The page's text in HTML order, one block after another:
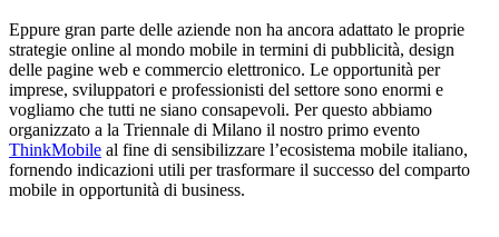
Eppure gran parte delle aziende non ha ancora adattato le proprie
strategie online al mondo mobile in termini di pubblicità, design
delle pagine web e commercio elettronico. Le opportunità per
imprese, sviluppatori e professionisti del settore sono enormi e
vogliamo che tutti ne siano consapevoli. Per questo abbiamo
organizzato a la Triennale di Milano il nostro primo evento
ThinkMobile al fine di sensibilizzare l’ecosistema mobile italiano,
fornendo indicazioni utili per trasformare il successo del comparto
mobile in opportunità di business.